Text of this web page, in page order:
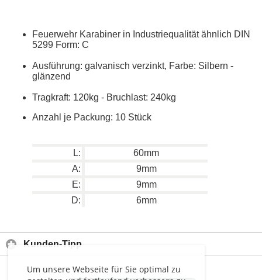
Um unsere Webseite für Sie optimal zu
Feuerwehr Karabiner in Industriequalität ähnlich DIN
5299 Form: C
Ausführung: galvanisch verzinkt, Farbe: Silbern -
glänzend
Tragkraft: 120kg - Bruchlast: 240kg
Anzahl je Packung: 10 Stück
L:
60mm
A:
9mm
E:
9mm
D:
6mm
Kunden-Tipp